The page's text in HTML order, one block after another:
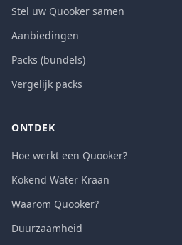
Stel uw Quooker samen
Aanbiedingen
Packs (bundels)
Vergelijk packs
ONTDEK
Hoe werkt een Quooker?
Kokend Water Kraan
Waarom Quooker?
Duurzaamheid